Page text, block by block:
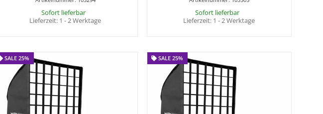
Sofort lieferbar
Lieferzeit: 1 - 2 Werktage
Sofort lieferbar
Lieferzeit: 1 - 2 Werktage
SALE 25%
SALE 25% SALE 25%
SALE 25%